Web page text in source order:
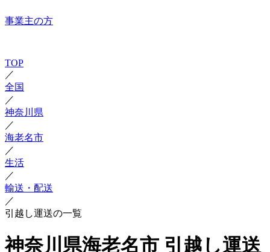
事業主の方
TOP
／
全国
／
神奈川県
／
海老名市
／
生活
／
輸送・配送
／
引越し運送の一覧
神奈川県海老名市 引越し運送